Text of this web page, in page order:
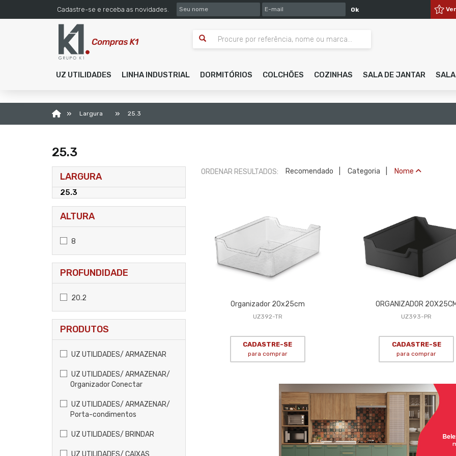
Cadastre-se e receba as novidades. SEU NOME E-MAIL Ok
UZ UTILIDADES LINHA INDUSTRIAL DORMITÓRIOS COLCHÕES COZINHAS SALA DE JANTAR
» Largura » 25.3
25.3
LARGURA
25.3
ALTURA
8
PROFUNDIDADE
20.2
PRODUTOS
UZ UTILIDADES/ ARMAZENAR
UZ UTILIDADES/ ARMAZENAR/
Organizador Conectar
UZ UTILIDADES/ ARMAZENAR/
Porta-condimentos
UZ UTILIDADES/ BRINDAR
UZ UTILIDADES/ CAIXAS
ORDENAR RESULTADOS: Recomendado Categoria Nome
Organizador 20x25cm
UZ392-TR
CADASTRE-SE
para comprar
ORGANIZADOR
UZ393-PR
CADASTRE-SE
para comprar